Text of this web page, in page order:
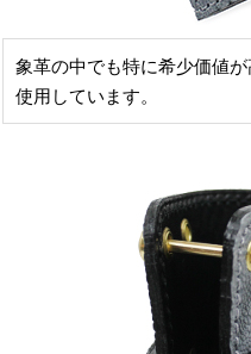
象革の中でも特に希少価値
使用しています。